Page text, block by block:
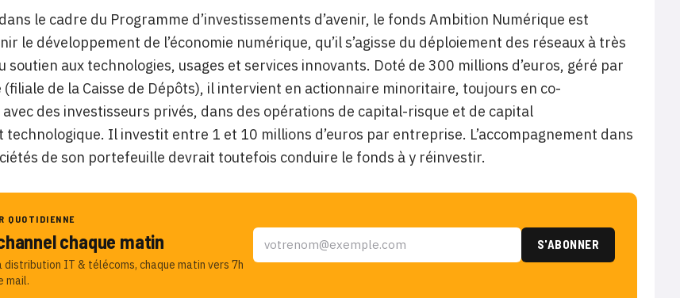
le cadre du Programme d’investissements d’avenir, le fonds Ambition Numérique est
le développement de l’économie numérique, qu’il s’agisse du déploiement des réseaux à très
soutien aux technologies, usages et services innovants. Doté de 300 millions d’euros, géré par
(filiale de la Caisse de Dépôts), il intervient en actionnaire minoritaire, toujours en co-
des investisseurs privés, dans des opérations de capital-risque et de capital
technologique. Il investit entre 1 et 10 millions d’euros par entreprise. L’accompagnement dans
de son portefeuille devrait toutefois conduire le fonds à y réinvestir.
QUOTIDIENNE
chaque matin
distribution IT & télécoms, chaque matin vers 7h
mail.